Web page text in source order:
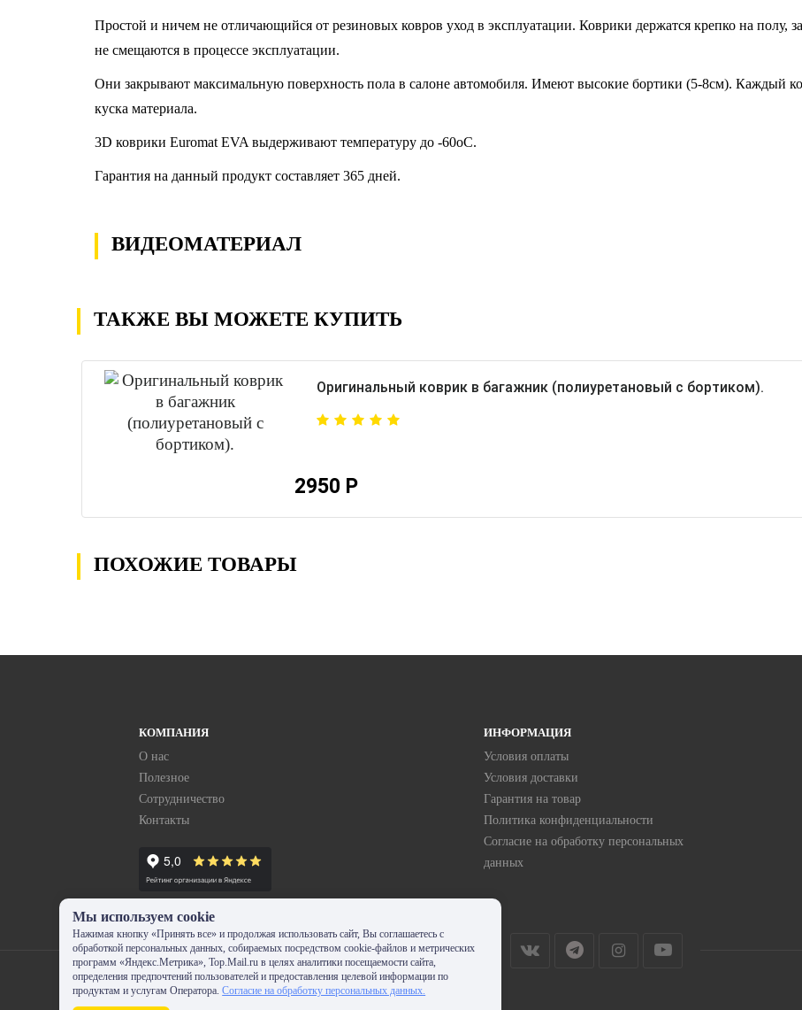
Простой и ничем не отличающийся от резиновых ковров уход в эксплуатации. Коврики держатся крепко на полу,
не смещаются в процессе эксплуатации.
Они закрывают максимальную поверхность пола в салоне автомобиля. Имеют высокие бортики (5-8см). Каждый
куска материала.
3D коврики Euromat EVA выдерживают температуру до -60oC.
Гарантия на данный продукт составляет 365 дней.
ВИДЕОМАТЕРИАЛ
ТАКЖЕ ВЫ МОЖЕТЕ КУПИТЬ
Оригинальный коврик в багажник (полиуретановый с бортиком).
2950 Р
ПОХОЖИЕ ТОВАРЫ
КОМПАНИЯ
О нас
Полезное
Сотрудничество
Контакты
ИНФОРМАЦИЯ
Условия оплаты
Условия доставки
Гарантия на товар
Политика конфиденциальности
Согласие на обработку персональных
данных
Мы используем cookie
Нажимая кнопку «Принять все» и продолжая использовать сайт, Вы соглашаетесь с
обработкой персональных данных, собираемых посредством cookie-файлов и метрических
программ «Яндекс.Метрика», Top.Mail.ru в целях аналитики посещаемости сайта,
определения предпочтений пользователей и предоставления целевой информации по
продуктам и услугам Оператора.Согласие на обработку персональных данных.